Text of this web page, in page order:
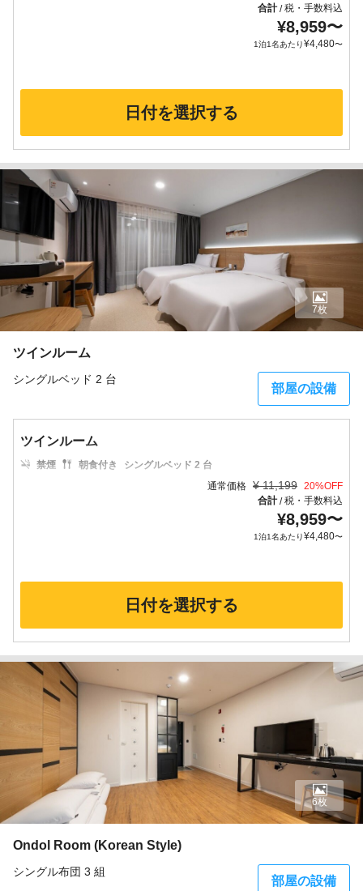
合計/税・手数料込
¥8,959〜
1泊1名あたり¥4,480〜
日付を選択する
ツインルーム
シングルベッド 2 台
部屋の設備
7枚
ツインルーム
禁煙 朝食付き
シングルベッド 2 台
通常価格 ¥ 11,199 20%OFF
合計/税・手数料込
¥8,959〜
1泊1名あたり¥4,480〜
日付を選択する
Ondol Room (Korean Style)
シングル布団 3 組
部屋の設備
6枚